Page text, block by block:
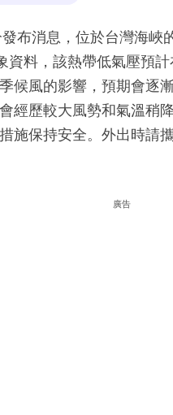
布消息，位於台灣海峽
資料，該熱帶低氣壓預
候風的影響，預期會逐
經歷較大風勢和氣溫稍
施保持安全。外出時請
廣告